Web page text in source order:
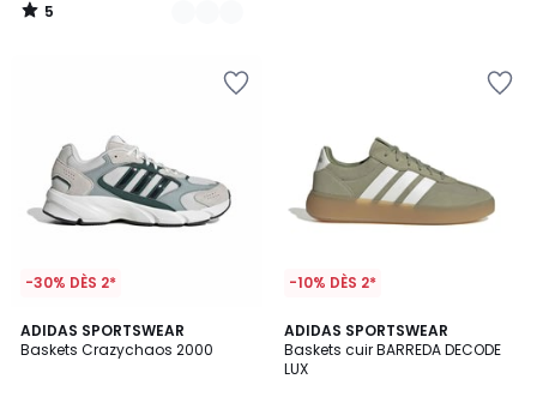
5
/
-30% DÈS 2*
ADIDAS SPORTSWEAR
Baskets Crazychaos 2000
4,7
/ 5
-10% DÈS 2*
ADIDAS SPORTSWEAR
Baskets cuir BARREDA DECODE
LUX
4,5
/ 5
2
Couleurs